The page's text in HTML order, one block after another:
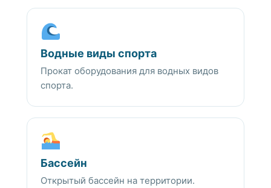
Водные виды спорта
Прокат оборудования для водных видов
спорта.
Бассейн
Открытый бассейн на территории.